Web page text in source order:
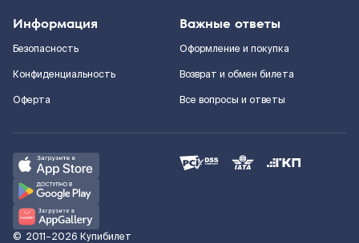
Информация
Безопасность
Конфиденциальность
Оферта
Важные ответы
Оформление и покупка
Возврат и обмен билета
Все вопросы и ответы
© 2011–2026 Купибилет